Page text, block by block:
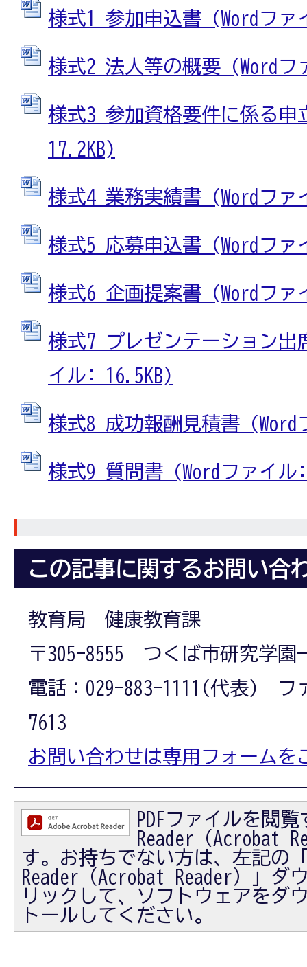
様式1_参加申込書 (Wordフ
様式2_法人等の概要 (Word
様式3_参加資格要件に係る
17.2KB)
様式4_業務実績書 (Wordフ
様式5_応募申込書 (Wordフ
様式6_企画提案書 (Wordフ
様式7_プレゼンテーション出
イル: 16.5KB)
様式8_成功報酬見積書
様式9_質問書 (Wordファイ
この記事に関するお問い合
教育局 健康教育課
〒305-8555 つくば市研究学園
電話：029-883-1111(代表) フ
7613
お問い合わせは専用フォームを
PDFファイルを閲
Reader（Acrobat
す。お持ちでない方は、左記の
Reader（Acrobat Reader）」ダ
リックして、ソフトウェアをダ
トールしてください。